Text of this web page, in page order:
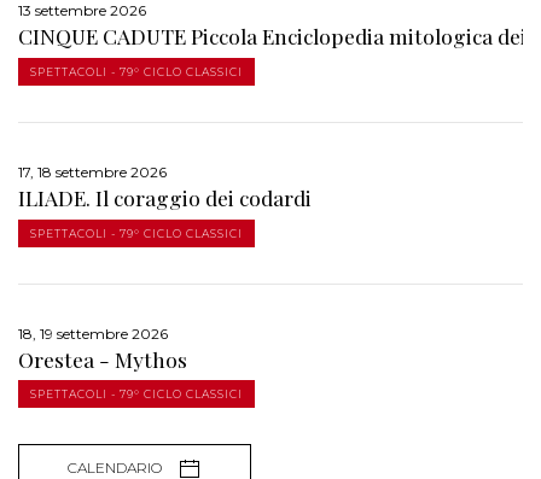
13 settembre 2026
CINQUE CADUTE Piccola Enciclopedia mitologica
SPETTACOLI - 79° CICLO CLASSICI
17, 18 settembre 2026
ILIADE. Il coraggio dei codardi
SPETTACOLI - 79° CICLO CLASSICI
18, 19 settembre 2026
Orestea - Mythos
SPETTACOLI - 79° CICLO CLASSICI
CALENDARIO